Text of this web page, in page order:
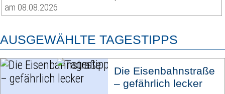
am 08.08.2026
AUSGEWÄHLTE TAGESTIPPS
Die Eisenbahnstraße
– gefährlich lecker